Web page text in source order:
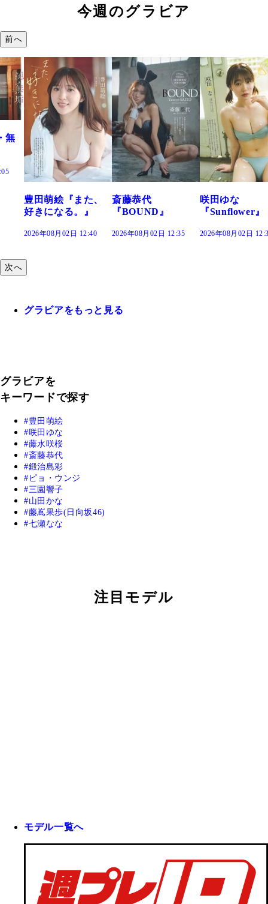
今週のグラビア
前へ
斎藤恭代
『BOUND』
2026年08月02日 12:35
咲田ゆな
『Sunflower』
2026年08月02日 12:30
藤水咲桜『花
だまり』
2026年08月02日
次へ
グラビアをもっと見る
グラビアを
キーワードで探す
豊田萌絵
咲田ゆな
藤水咲桜
斎藤恭代
鍛治島彩
ピョ・ウンジ
三園響子
山田かな
藤嶌果歩(日向坂46)
七瀬なな
注目モデル
モデル一覧へ